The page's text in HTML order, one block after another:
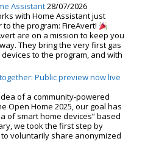
Assistant28/07/2026
with Home Assistant just
the program: FireAvert!
are on a mission to keep you
They bring the very first gas
to the program, and with
Public preview now live
of a community-powered
Open Home 2025, our goal has
of smart home devices” based
we took the first step by
voluntarily share anonymized